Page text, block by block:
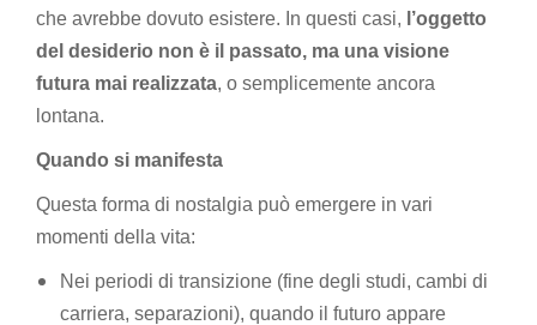
che avrebbe dovuto esistere. In questi casi, l’oggetto
del desiderio non è il passato, ma una visione
futura mai realizzata, o semplicemente ancora
lontana.
Quando si manifesta
Questa forma di nostalgia può emergere in vari
momenti della vita:
Nei periodi di transizione (fine degli studi, cambi di
carriera, separazioni), quando il futuro appare